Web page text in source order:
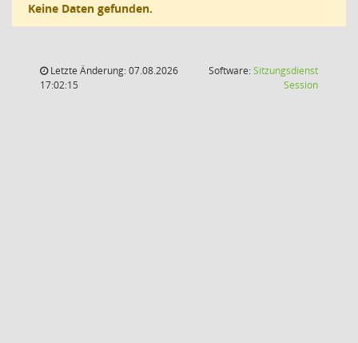
Keine Daten gefunden.
Letzte Änderung: 07.08.2026
17:02:15
Software:Sitzungsdienst
Session(Wird in